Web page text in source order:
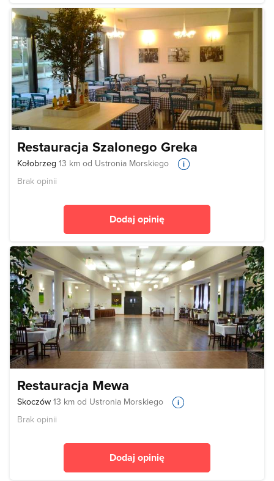
Restauracja Szalonego Greka
Kołobrzeg 13 km od Ustronia Morskiego
Brak opinii
Dodaj opinię
Restauracja Mewa
Skoczów 13 km od Ustronia Morskiego
Brak opinii
Dodaj opinię